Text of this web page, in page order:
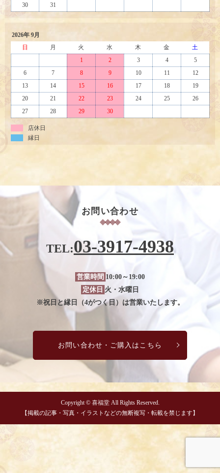
30
31
2026年 9月
日
月 火 水 木 金
土
1
2 3 4
5
6
7 8 9 10 11
12
13
14 15 16 17 18
19
20
21 22 23 24 25
26
27
28 29 30
店休日
縁日
お問い合わせ
TEL:03-3917-4938
営業時間 10:00～19:00
定休日 火・水曜日
※祝日と縁日（4がつく日）は営業いたします。
お問い合わせ・ご購入はこちら
Copyright © 喜福堂 All Rights Reserved.
【掲載の記事・写真・イラストなどの無断複写・転載を禁じます】